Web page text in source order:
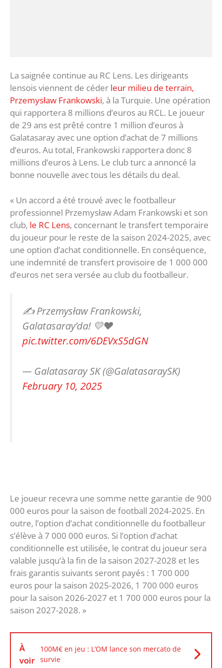
La saignée continue au RC Lens. Les dirigeants
lensois viennent de céder leur milieu de terrain,
Przemysław Frankowski, à la Turquie. Une opération
qui rapportera 8 millions d’euros au RCL. Le joueur
de 29 ans est prêté contre 1 million d’euros à
Galatasaray avec une option d’achat de 7 millions
d’euros. Au total, Frankowski rapportera donc 8
millions d’euros à Lens. Le club turc a annoncé la
bonne nouvelle avec tous les détails du deal.
« Un accord a été trouvé avec le footballeur
professionnel Przemysław Adam Frankowski et son
club, le RC Lens, concernant le transfert temporaire
du joueur pour le reste de la saison 2024-2025, avec
une option d’achat conditionnelle. En conséquence,
une indemnité de transfert provisoire de 1 000 000
d’euros net sera versée au club du footballeur.
✍️ Przemysław Frankowski,
Galatasaray’da! 💛❤️
pic.twitter.com/6DEVxS5dGN
— Galatasaray SK (@GalatasaraySK)
February 10, 2025
Le joueur recevra une somme nette garantie de 900
000 euros pour la saison de football 2024-2025. En
outre, l’option d’achat conditionnelle du footballeur
s’élève à 7 000 000 euros. Si l’option d’achat
conditionnelle est utilisée, le contrat du joueur sera
valable jusqu’à la fin de la saison 2027-2028 et les
frais garantis suivants seront payés : 1 700 000
euros pour la saison 2025-2026, 1 700 000 euros
pour la saison 2026-2027 et 1 700 000 euros pour la
saison 2027-2028. »
À
voir
100M€ en jeu : L’OM lance son mercato de
survie